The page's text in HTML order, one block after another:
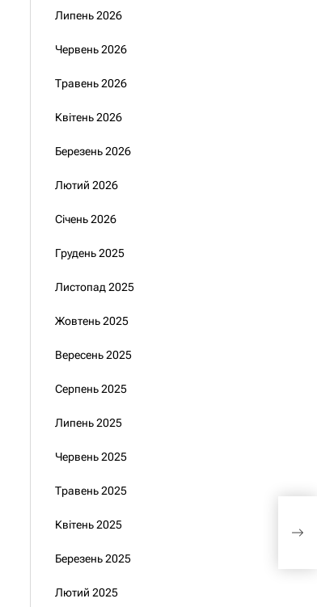
Липень 2026
Червень 2026
Травень 2026
Квітень 2026
Березень 2026
Лютий 2026
Січень 2026
Грудень 2025
Листопад 2025
Жовтень 2025
Вересень 2025
Серпень 2025
Липень 2025
Червень 2025
Травень 2025
Квітень 2025
Березень 2025
Лютий 2025